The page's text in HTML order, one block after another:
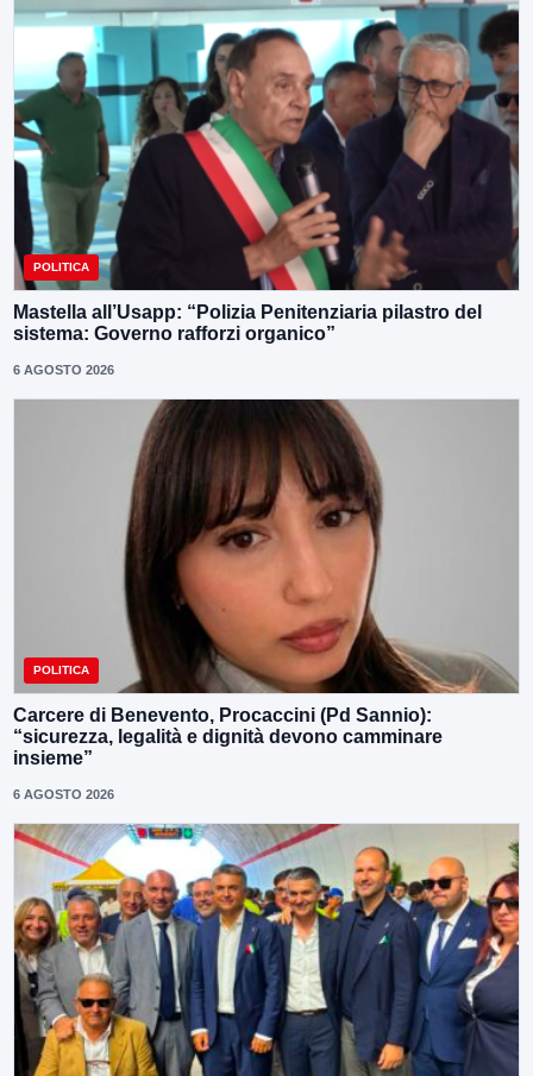
POLITICA
Mastella all’Usapp: “Polizia Penitenziaria pilastro del
sistema: Governo rafforzi organico”
6 AGOSTO 2026
POLITICA
Carcere di Benevento, Procaccini (Pd Sannio):
“sicurezza, legalità e dignità devono camminare
insieme”
6 AGOSTO 2026